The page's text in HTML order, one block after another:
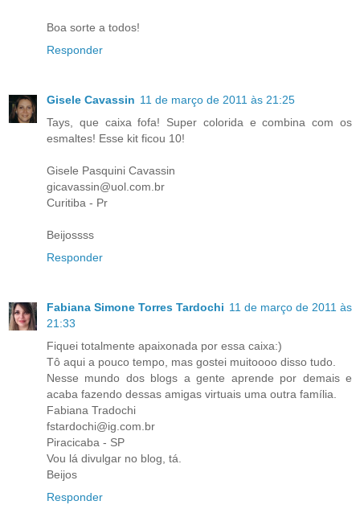
Boa sorte a todos!
Responder
Gisele Cavassin 11 de março de 2011 às 21:25
Tays, que caixa fofa! Super colorida e combina com os
esmaltes! Esse kit ficou 10!
Gisele Pasquini Cavassin
gicavassin@uol.com.br
Curitiba - Pr
Beijossss
Responder
Fabiana Simone Torres Tardochi 11 de março de 2011 às
21:33
Fiquei totalmente apaixonada por essa caixa:)
Tô aqui a pouco tempo, mas gostei muitoooo disso tudo.
Nesse mundo dos blogs a gente aprende por demais e
acaba fazendo dessas amigas virtuais uma outra família.
Fabiana Tradochi
fstardochi@ig.com.br
Piracicaba - SP
Vou lá divulgar no blog, tá.
Beijos
Responder